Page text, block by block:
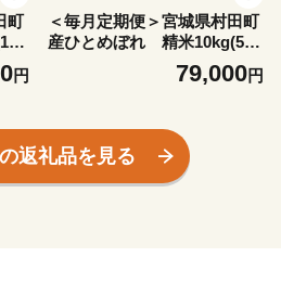
町
円
＜毎月定期便＞宮城県村田町
産ひとめぼれ 精米10kg(5kg
×2)全3回【4081477】79,000円
返礼品を見る